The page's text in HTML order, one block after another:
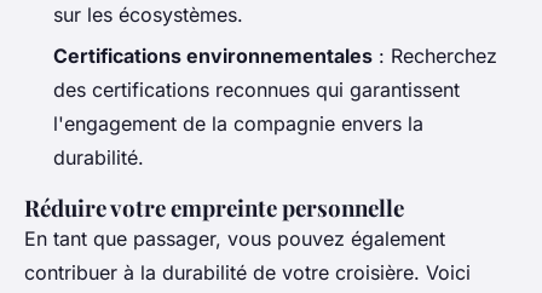
sur les écosystèmes.
Certifications environnementales : Recherchez
des certifications reconnues qui garantissent
l'engagement de la compagnie envers la
durabilité.
Réduire votre empreinte personnelle
En tant que passager, vous pouvez également
contribuer à la durabilité de votre croisière. Voici